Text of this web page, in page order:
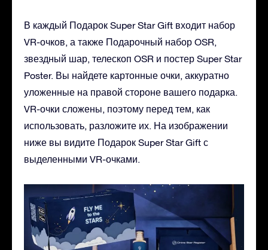
В каждый Подарок Super Star Gift входит набор
VR-очков, а также Подарочный набор OSR,
звездный шар, телескоп OSR и постер Super Star
Poster. Вы найдете картонные очки, аккуратно
уложенные на правой стороне вашего подарка.
VR-очки сложены, поэтому перед тем, как
использовать, разложите их. На изображении
ниже вы видите Подарок Super Star Gift с
выделенными VR-очками.